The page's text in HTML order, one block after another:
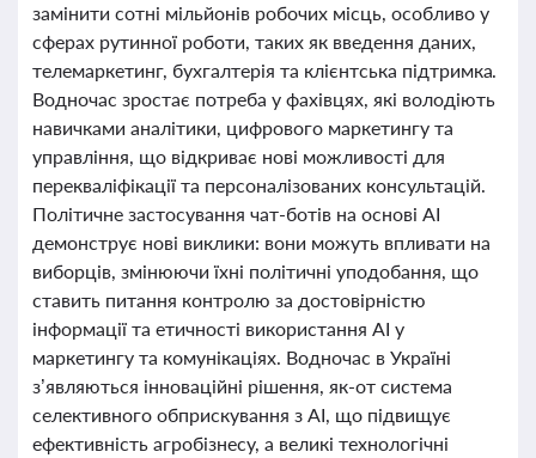
замінити сотні мільйонів робочих місць, особливо у
сферах рутинної роботи, таких як введення даних,
телемаркетинг, бухгалтерія та клієнтська підтримка.
Водночас зростає потреба у фахівцях, які володіють
навичками аналітики, цифрового маркетингу та
управління, що відкриває нові можливості для
перекваліфікації та персоналізованих консультацій.
Політичне застосування чат-ботів на основі AI
демонструє нові виклики: вони можуть впливати на
виборців, змінюючи їхні політичні уподобання, що
ставить питання контролю за достовірністю
інформації та етичності використання AI у
маркетингу та комунікаціях. Водночас в Україні
з’являються інноваційні рішення, як-от система
селективного обприскування з AI, що підвищує
ефективність агробізнесу, а великі технологічні